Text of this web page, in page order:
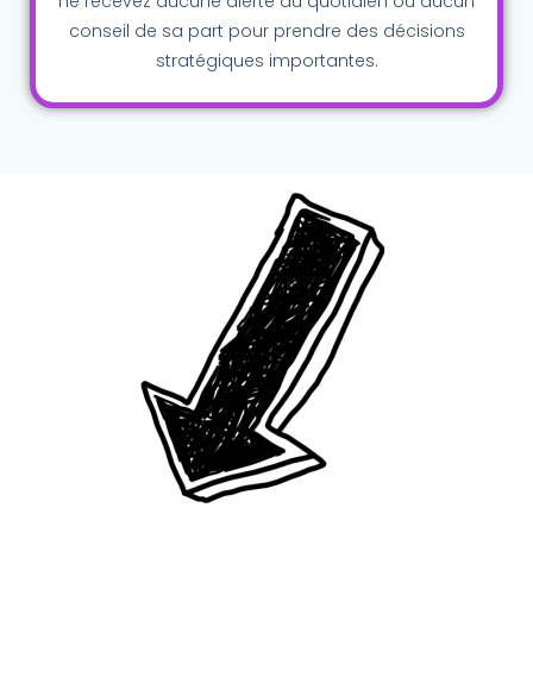
conseil de sa part pour prendre des décisions
stratégiques importantes.